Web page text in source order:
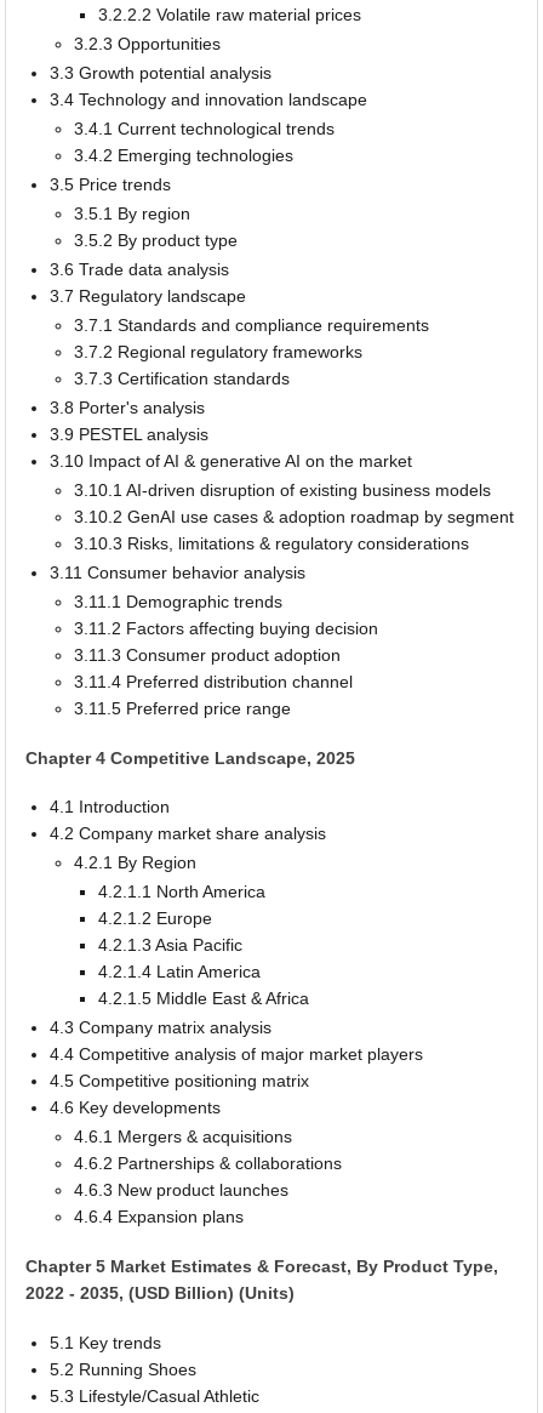
3.2.2.2 Volatile raw material prices
3.2.3 Opportunities
3.3 Growth potential analysis
3.4 Technology and innovation landscape
3.4.1 Current technological trends
3.4.2 Emerging technologies
3.5 Price trends
3.5.1 By region
3.5.2 By product type
3.6 Trade data analysis
3.7 Regulatory landscape
3.7.1 Standards and compliance requirements
3.7.2 Regional regulatory frameworks
3.7.3 Certification standards
3.8 Porter's analysis
3.9 PESTEL analysis
3.10 Impact of AI & generative AI on the market
3.10.1 AI-driven disruption of existing business models
3.10.2 GenAI use cases & adoption roadmap by segment
3.10.3 Risks, limitations & regulatory considerations
3.11 Consumer behavior analysis
3.11.1 Demographic trends
3.11.2 Factors affecting buying decision
3.11.3 Consumer product adoption
3.11.4 Preferred distribution channel
3.11.5 Preferred price range
Chapter 4 Competitive Landscape, 2025
4.1 Introduction
4.2 Company market share analysis
4.2.1 By Region
4.2.1.1 North America
4.2.1.2 Europe
4.2.1.3 Asia Pacific
4.2.1.4 Latin America
4.2.1.5 Middle East & Africa
4.3 Company matrix analysis
4.4 Competitive analysis of major market players
4.5 Competitive positioning matrix
4.6 Key developments
4.6.1 Mergers & acquisitions
4.6.2 Partnerships & collaborations
4.6.3 New product launches
4.6.4 Expansion plans
Chapter 5 Market Estimates & Forecast, By Product Type,
2022 - 2035, (USD Billion) (Units)
5.1 Key trends
5.2 Running Shoes
5.3 Lifestyle/Casual Athletic